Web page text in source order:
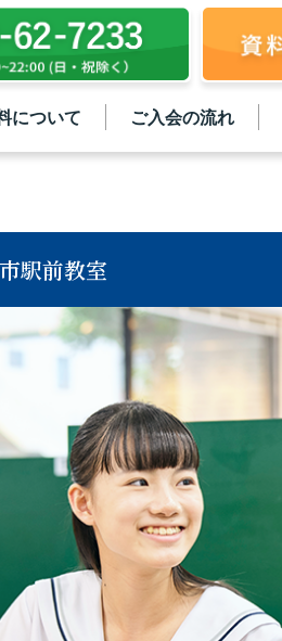
について ご入会の流れ
駅前教室